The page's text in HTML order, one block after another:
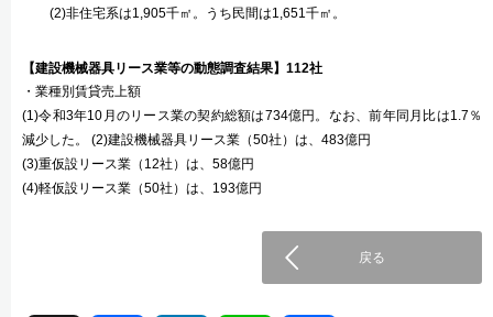
(2)非住宅系は1,905千㎡。うち民間は1,651千㎡。
【建設機械器具リース業等の動態調査結果】112社
・業種別賃貸売上額
(1)令和3年10月のリース業の契約総額は734億円。なお、前年同月比は1.7％
減少した。 (2)建設機械器具リース業（50社）は、483億円
(3)重仮設リース業（12社）は、58億円
(4)軽仮設リース業（50社）は、193億円
戻る